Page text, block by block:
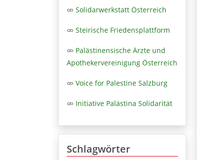
Solidarwerkstatt Österreich
Steirische Friedensplattform
Palästinensische Ärzte und
Apothekervereinigung Österreich
Voice for Palestine Salzburg
Initiative Palästina Solidarität
Schlagwörter